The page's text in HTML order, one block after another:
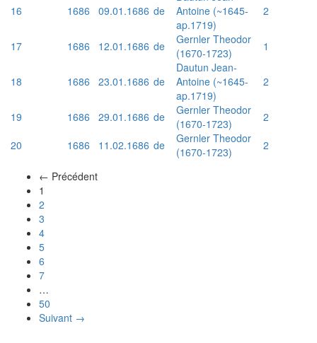
16 1686 09.01.1686 de
Antoine (~1645-
ap.1719)
2
17 1686 12.01.1686 de
Gernler Theodor
(1670-1723)
1
18 1686 23.01.1686 de
Dautun Jean-
Antoine (~1645-
ap.1719)
2
19 1686 29.01.1686 de
Gernler Theodor
(1670-1723)
2
20
1686 11.02.1686 de
Gernler Theodor
(1670-1723)
2
← Précédent
1
2
3
4
5
6
7
…
50
Suivant →